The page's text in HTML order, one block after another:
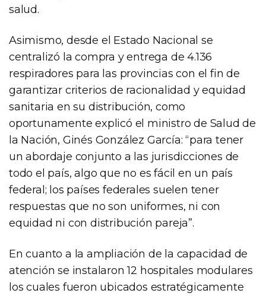
salud.
Asimismo, desde el Estado Nacional se
centralizó la compra y entrega de 4.136
respiradores para las provincias con el fin de
garantizar criterios de racionalidad y equidad
sanitaria en su distribución, como
oportunamente explicó el ministro de Salud de
la Nación, Ginés González García: “para tener
un abordaje conjunto a las jurisdicciones de
todo el país, algo que no es fácil en un país
federal; los países federales suelen tener
respuestas que no son uniformes, ni con
equidad ni con distribución pareja”.
En cuanto a la ampliación de la capacidad de
atención se instalaron 12 hospitales modulares
los cuales fueron ubicados estratégicamente